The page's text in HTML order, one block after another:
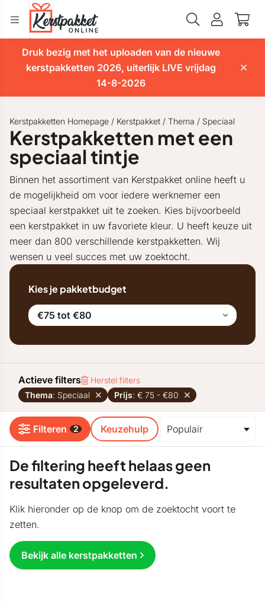
Druk bezig met het uploaden van de nieuwe
kerstpakketten 2026, uiterlijk LIVE vrijdag
14-8-2026
Kerstpakketten Homepage / Kerstpakket / Thema / Speciaal
Kerstpakketten met een
speciaal tintje
Binnen het assortiment van Kerstpakket online heeft u
de mogelijkheid om voor iedere werknemer een
speciaal kerstpakket uit te zoeken. Kies bijvoorbeeld
een kerstpakket in uw favoriete kleur. U heeft keuze uit
meer dan 800 verschillende kerstpakketten. Wij
wensen u veel succes met uw zoektocht.
Kies je pakketbudget
€75 tot €80
Actieve filters
Herstel filters
Thema: Speciaal Prijs: € 75 - €80
Filteren 2 Keuzehulp
De filtering heeft helaas geen
resultaten opgeleverd.
Klik hieronder op de knop om de zoektocht voort te
zetten.
Bekijk alle kerstpakketten